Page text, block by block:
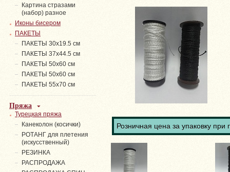
Розничная цена за упаковку при
Картина стразами
(набор) разное
Иконы бисером
ПАКЕТЫ
ПАКЕТЫ 30х19.5 см
ПАКЕТЫ 37х44.5 см
ПАКЕТЫ 50х60 см
ПАКЕТЫ 50х60 см
ПАКЕТЫ 55х70 см
Пряжа
Турецкая пряжа
Канеколон (косички)
РОТАНГ для плетения
(искусственный)
PЕЗИНКА
РАСПРОДАЖА